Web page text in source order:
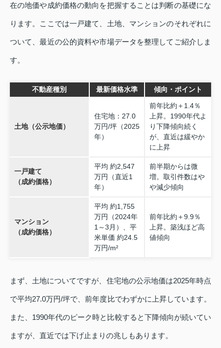
在の地価や成約価格の動向を把握することは判断の基礎にな
ります。ここでは一戸建て、土地、マンションのそれぞれに
ついて、最近の公的資料や市場データを整理してご紹介しま
す。
不動産種別 最新価格水準 傾向・ポイント
土地（公示地価）
住宅地：27.0
万円/坪（2025
年）
前年比約＋1.4％
上昇。1990年代よ
り下降傾向続く
が、直近は緩やか
に上昇
一戸建て
（成約価格）
平均 約2,547
万円（直近1
年）
前半期からは微
増。取引件数はや
や減少傾向
マンション
（成約価格）
平均 約1,755
万円（2024年
1～3月）、平
米単価 約24.5
万円/m²
前年比約＋9.9％
上昇。築浅ほど高
値傾向
まず、土地についてですが、住宅地の公示地価は2025年時点
で平均27.0万円/坪で、前年度比でわずかに上昇しています。
また、1990年代のピーク時と比較すると下降傾向が続いてい
ますが、直近では下げ止まりの兆しもあります。